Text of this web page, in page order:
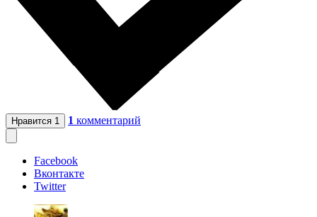
Нравится 1 1 комментарий
Facebook
Вконтакте
Twitter